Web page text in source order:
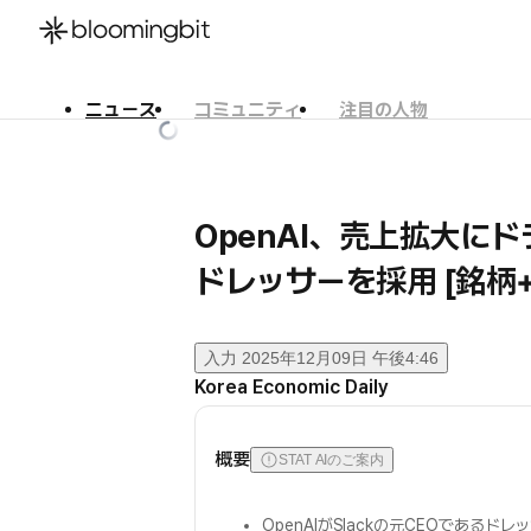
ニュース コミュニティ
注目の人物
OpenAI、売上拡大に
ドレッサーを採用 [銘柄
入力 2025年12月09日 午後4:46
Korea Economic Daily
概要 STAT AIのご案内
OpenAIがSlackの元CEOであるドレ